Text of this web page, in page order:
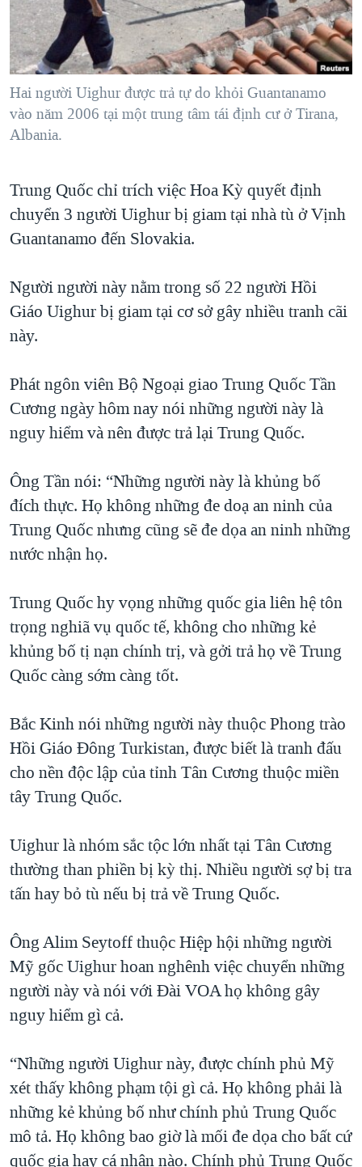
"Tìm"NGƯỜI VIỆT HẢI NGOẠI
ĐỜI SỐNG
KINH TẾ
KHOA HỌC
SỨC KHOẺ
THỂ THAO
GIÁO DỤC
TẠI
HÀNH TRÌNH BẦU CỬ 2024
MỘT NĂM CHIẾN TRANH TẠI DẢI GAZA
GIẢI MÃ VÀNH ĐAI & CON ĐƯỜNG
NGÀY TỊ NẠN THẾ GIỚI
CHI PHÍ CHIẾN TRANH AFGHANISTAN
CÁC GIÁ TRỊ CỘNG HÒA Ở VIỆT NAM
TRỊNH VĨNH BÌNH VS. CHÍNH PHỦ VIỆT NAM
NGƯ DÂN VIỆT VÀ LÀN SÓNG TRỘM HẢI SÂM
QUAN HỆ VIỆT MỸ
VIDEO
NGHE
MẠNG XÃ HỘI
Hai người Uighur được trả tự do khỏi Guantanamo
vào năm 2006 tại một trung tâm tái định cư ở Tirana,
Albania.
Trung Quốc chỉ trích việc Hoa Kỳ quyết định
chuyển 3 người Uighur bị giam tại nhà tù ở Vịnh
Guantanamo đến Slovakia.
Người người này nằm trong số 22 người Hồi
Giáo Uighur bị giam tại cơ sở gây nhiều tranh cãi
này.
Phát ngôn viên Bộ Ngoại giao Trung Quốc Tần
Cương ngày hôm nay nói những người này là
nguy hiểm và nên được trả lại Trung Quốc.
Ông Tần nói: “Những người này là khủng bố
đích thực. Họ không những đe doạ an ninh của
Trung Quốc nhưng cũng sẽ đe dọa an ninh những
nước nhận họ.
Trung Quốc hy vọng những quốc gia liên hệ tôn
trọng nghiã vụ quốc tế, không cho những kẻ
khủng bố tị nạn chính trị, và gởi trả họ về Trung
Quốc càng sớm càng tốt.
Bắc Kinh nói những người này thuộc Phong trào
Hồi Giáo Đông Turkistan, được biết là tranh đấu
cho nền độc lập của tỉnh Tân Cương thuộc miền
tây Trung Quốc.
Uighur là nhóm sắc tộc lớn nhất tại Tân Cương
thường than phiền bị kỳ thị. Nhiều người sợ bị tra
tấn hay bỏ tù nếu bị trả về Trung Quốc.
Ông Alim Seytoff thuộc Hiệp hội những người
Mỹ gốc Uighur hoan nghênh việc chuyển những
người này và nói với Đài VOA họ không gây
nguy hiểm gì cả.
“Những người Uighur này, được chính phủ Mỹ
xét thấy không phạm tội gì cả. Họ không phải là
những kẻ khủng bố như chính phủ Trung Quốc
mô tả. Họ không bao giờ là mối đe dọa cho bất cứ
quốc gia hay cá nhân nào. Chính phủ Trung Quốc